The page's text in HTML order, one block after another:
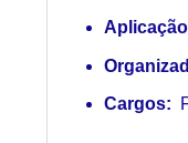
Cargos: